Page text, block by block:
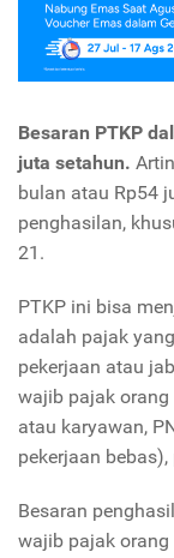
Besaran PTKP
juta setahun.
bulan atau Rp54
penghasilan,
21.
PTKP ini bisa
adalah pajak
pekerjaan atau
wajib pajak
atau karyawan,
pekerjaan
Besaran
wajib pajak orang